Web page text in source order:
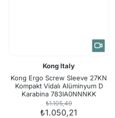
Kong Italy
Kong Ergo Screw Sleeve 27KN
Kompakt Vidalı Alüminyum D
Karabina 783IA0NNNKK
₺1.105,49
₺1.050,21